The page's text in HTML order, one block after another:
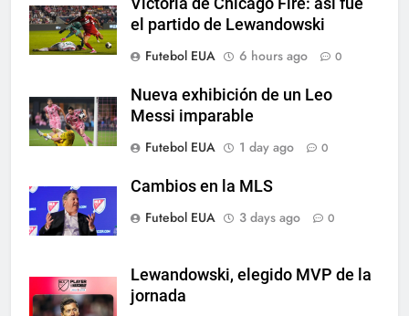
el partido de Lewandowski
Futebol EUA
6 hours ago 0
Nueva exhibición de un Leo
Messi imparable
Futebol EUA
1 day ago 0
Cambios en la MLS
Futebol EUA
3 days ago 0
Lewandowski, elegido MVP de la
jornada
6
é conhecida
SPORTS
7
Exibição: duas assistências de
Leo Messi e hat-trick de Luis
SPORTS
Austin dispensa sua equipe
espanhola